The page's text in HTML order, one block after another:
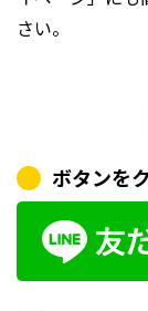
さい。
ボタンを